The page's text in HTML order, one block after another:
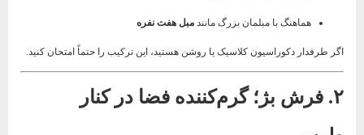
هماهنگ با مبلمان بزرگ مانندمبل هفت نفره
اگر طرفدار دکوراسیون کلاسیک یا روشن هستید، این ترکیب را حتماً امتحان کنید.
۲. فرش بژ؛ گرم‌کننده فضا در کنار